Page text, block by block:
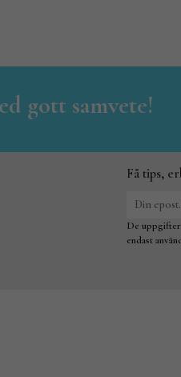
gott samvete!
Få tips,
De uppgifter
endast